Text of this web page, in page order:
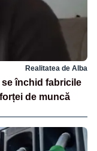
Realitatea de Alba
închid fabricile
de muncă